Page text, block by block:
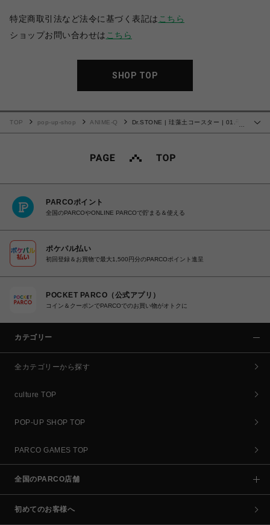
特定商取引法など法令に基づく表記は こちら
ショップお問い合わせは こちら
SHOP TOP
TOP pop-up-shop ANIME-Q
Dr.STONE | 珪藻土コースター | 01.千
PARCOポイント
全国のPARCOやONLINE PARCOで貯まる＆使える
ポケパル払い
初回登録＆お買物で最大1,500円分のPARCOポイント進呈
POCKET PARCO（公式アプリ）
コイン＆クーポンでPARCOでのお買い物がオトクに
カテゴリー
全カテゴリーから探す
culture TOP
POP-UP SHOP TOP
PARCO GAMES TOP
全国のPARCO店舗
初めてのお客様へ